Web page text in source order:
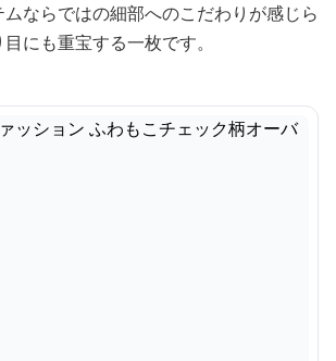
ならではの細部へのこだわりが感じら
にも重宝する一枚です。